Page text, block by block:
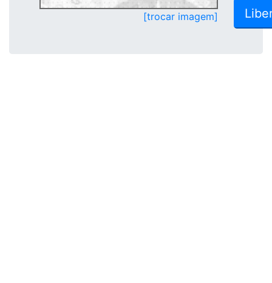
[trocar imagem]